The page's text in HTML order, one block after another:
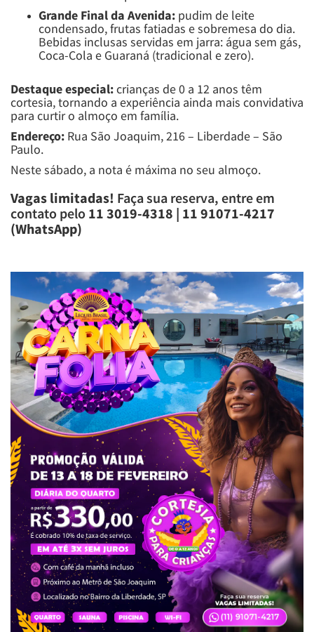
Grande Final da Avenida: pudim de leite
condensado, frutas fatiadas e sobremesa do dia.
Bebidas inclusas servidas em jarra: água sem gás,
Coca-Cola e Guaraná (tradicional e zero).
Destaque especial:crianças de 0 a 12 anos têm
cortesia, tornando a experiência ainda mais convidativa
para curtir o almoço em família.
Endereço: Rua São Joaquim, 216 – Liberdade – São
Paulo.
Neste sábado, a nota é máxima no seu almoço.
Vagas limitadas! Faça sua reserva, entre em
contato pelo 11 3019-4318 | 11 91071-4217
(WhatsApp)